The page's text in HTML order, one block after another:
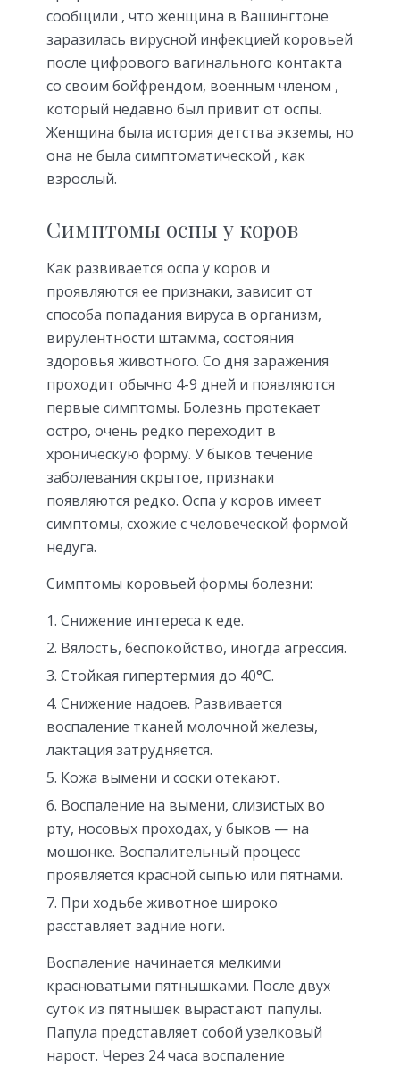
сообщили , что женщина в Вашингтоне
заразилась вирусной инфекцией коровьей
после цифрового вагинального контакта
со своим бойфрендом, военным членом ,
который недавно был привит от оспы.
Женщина была история детства экземы, но
она не была симптоматической , как
взрослый.
Симптомы оспы у коров
Как развивается оспа у коров и
проявляются ее признаки, зависит от
способа попадания вируса в организм,
вирулентности штамма, состояния
здоровья животного. Со дня заражения
проходит обычно 4-9 дней и появляются
первые симптомы. Болезнь протекает
остро, очень редко переходит в
хроническую форму. У быков течение
заболевания скрытое, признаки
появляются редко. Оспа у коров имеет
симптомы, схожие с человеческой формой
недуга.
Симптомы коровьей формы болезни:
Снижение интереса к еде.
Вялость, беспокойство, иногда агрессия.
Стойкая гипертермия до 40°С.
Снижение надоев. Развивается
воспаление тканей молочной железы,
лактация затрудняется.
Кожа вымени и соски отекают.
Воспаление на вымени, слизистых во
рту, носовых проходах, у быков — на
мошонке. Воспалительный процесс
проявляется красной сыпью или пятнами.
При ходьбе животное широко
расставляет задние ноги.
Воспаление начинается мелкими
красноватыми пятнышками. После двух
суток из пятнышек вырастают папулы.
Папула представляет собой узелковый
нарост. Через 24 часа воспаление